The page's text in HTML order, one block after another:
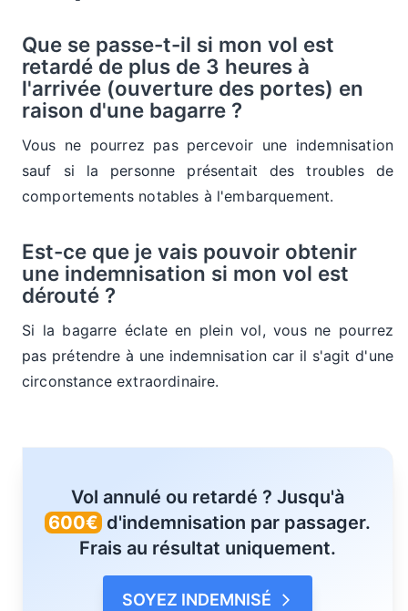
Que se passe-t-il si mon vol est
retardé de plus de 3 heures à
l'arrivée (ouverture des portes) en
raison d'une bagarre ?
Vous ne pourrez pas percevoir une indemnisation
sauf si la personne présentait des troubles de
comportements notables à l'embarquement.
Est-ce que je vais pouvoir obtenir
une indemnisation si mon vol est
dérouté ?
Si la bagarre éclate en plein vol, vous ne pourrez
pas prétendre à une indemnisation car il s'agit d'une
circonstance extraordinaire.
Vol annulé ou retardé ? Jusqu'à
600€ d'indemnisation par passager.
Frais au résultat uniquement.
SOYEZ INDEMNISÉ